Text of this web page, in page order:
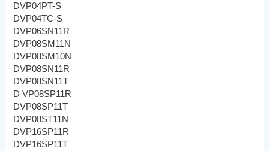
DVP04PT-S
DVP04TC-S
DVP06SN11R
DVP08SM11N
DVP08SM10N
DVP08SN11R
DVP08SN11T
D VP08SP11R
DVP08SP11T
DVP08ST11N
DVP16SP11R
DVP16SP11T